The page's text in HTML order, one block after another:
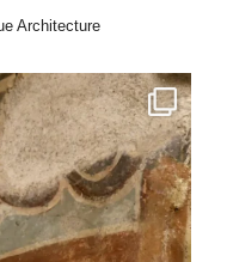
Architecture